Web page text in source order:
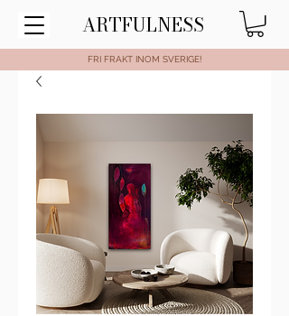
ARTFULNESS
FRI FRAKT INOM SVERIGE!